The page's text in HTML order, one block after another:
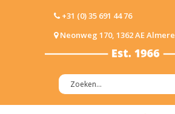
+31 (0) 35 691 44 76
Neonweg 170, 1362 AE Almere